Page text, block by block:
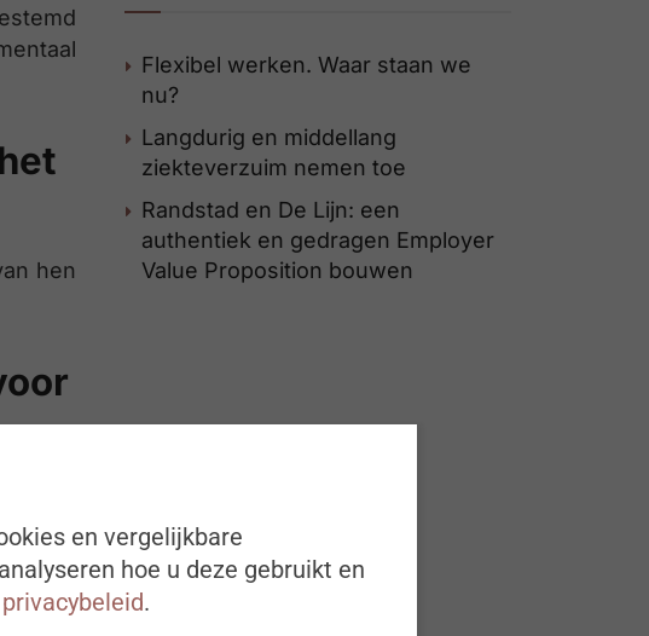
hen
Dit
voor
niet
Flexibel werken. Waar staan we
nu?
Langdurig en middellang
ziekteverzuim nemen toe
Randstad en De Lijn: een
authentiek en gedragen Employer
Value Proposition bouwen
en vergelijkbare
hoe u deze gebruikt en
privacybeleid.